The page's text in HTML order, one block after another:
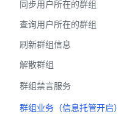
同步用户所在的群组
查询用户所在的群组
刷新群组信息
解散群组
群组禁言服务
群组业务（信息托管开启）